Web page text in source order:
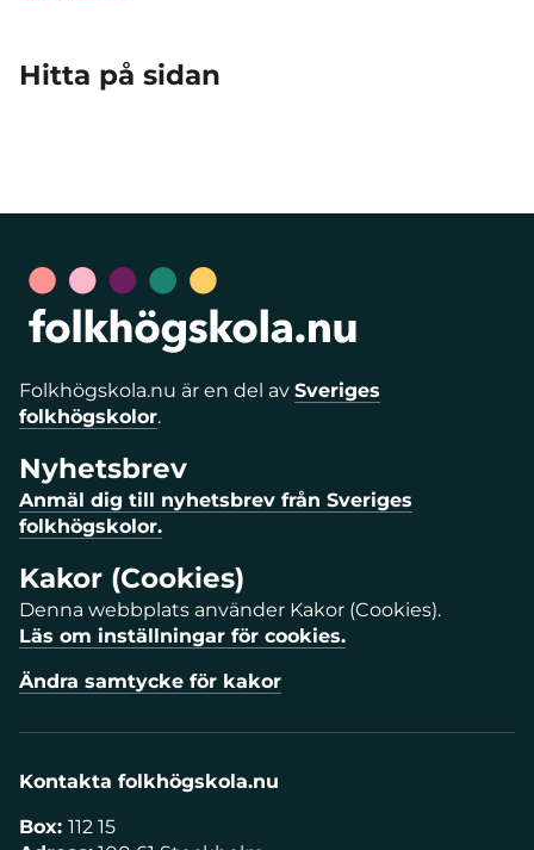
Hitta på sidan
Folkhögskola.nu är en del av Sveriges
folkhögskolor.
Nyhetsbrev
Anmäl dig till nyhetsbrev från Sveriges
folkhögskolor.
Kakor (Cookies)
Denna webbplats använder Kakor (Cookies).
Läs om inställningar för cookies.
Ändra samtycke för kakor
Kontakta folkhögskola.nu
Box: 112 15